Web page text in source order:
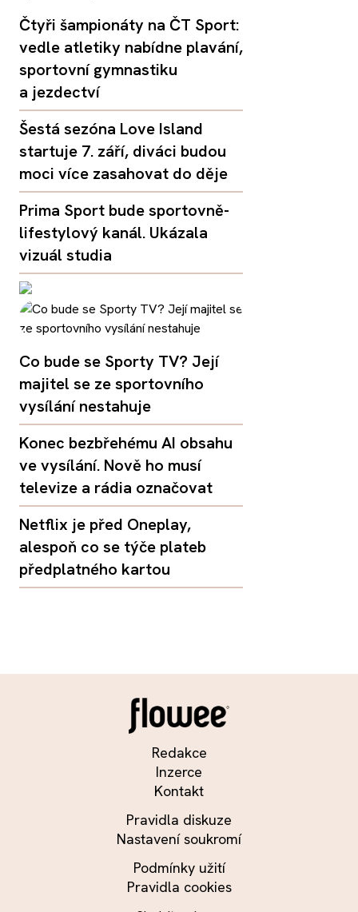
Čtyři šampionáty na ČT Sport:
vedle atletiky nabídne plavání,
sportovní gymnastiku
a jezdectví
Šestá sezóna Love Island
startuje 7. září, diváci budou
moci více zasahovat do děje
Prima Sport bude sportovně-
lifestylový kanál. Ukázala
vizuál studia
Co bude se Sporty TV? Její
majitel se ze sportovního
vysílání nestahuje
Konec bezbřehému AI obsahu
ve vysílání. Nově ho musí
televize a rádia označovat
Netflix je před Oneplay,
alespoň co se týče plateb
předplatného kartou
Redakce
Inzerce
Kontakt
Pravidla diskuze
Nastavení soukromí
Podmínky užití
Pravidla cookies